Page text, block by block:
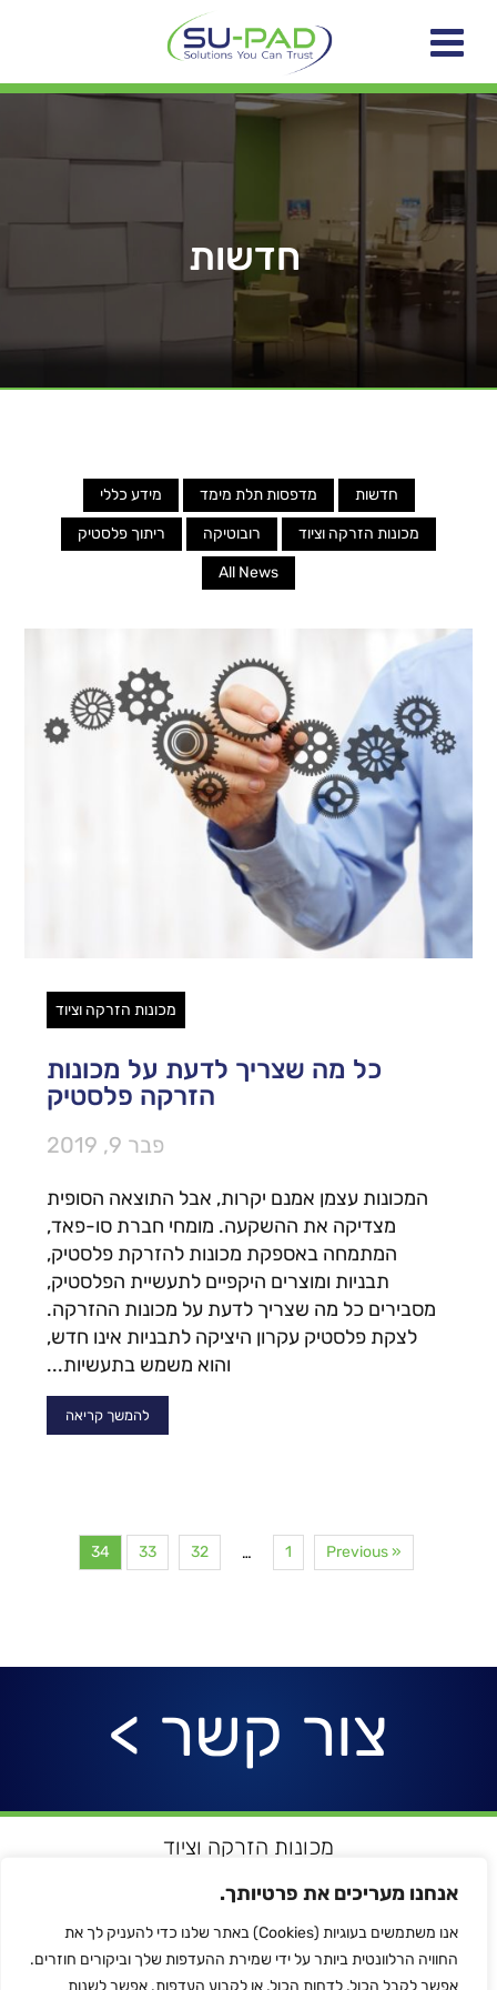
אנחנו מעריכים את פרטיותך.
אנו משתמשים בעוגיות (Cookies) באתר שלנו כדי להעניק לך את
החוויה הרלוונטית ביותר על ידי שמירת ההעדפות שלך וביקורים חוזרים.
אפשר לקבל הכול, לדחות הכול, או לקבוע העדפות. אפשר לשנות
חדשות
חדשות מדפסות תלת מימד מידע כללי
מכונות הזרקה וציוד רובוטיקה ריתוך פלסטיק
All News
מכונות הזרקה וציוד
כל מה שצריך לדעת על מכונות
הזרקה פלסטיק
פבר 9, 2019
המכונות עצמן אמנם יקרות, אבל התוצאה הסופית
מצדיקה את ההשקעה. מומחי חברת סו-פאד,
המתמחה באספקת מכונות להזרקת פלסטיק,
תבניות ומוצרים היקפיים לתעשיית הפלסטיק,
מסבירים כל מה שצריך לדעת על מכונות ההזרקה.
לצקת פלסטיק עקרון היציקה לתבניות אינו חדש,
והוא משמש בתעשיות...
להמשך קריאה
« Previous
1
…
32
33
34
צור קשר >
מכונות הזרקה וציוד
מדפסות תלת מימד
הלחמת פלסטיק
לכל המותגים